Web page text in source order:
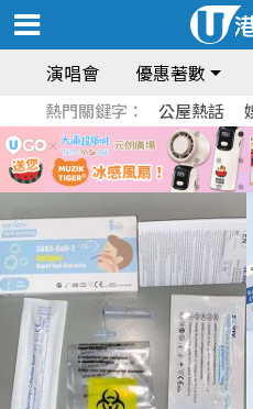
演唱會 優惠著數
熱門關鍵字： 公屋熱話